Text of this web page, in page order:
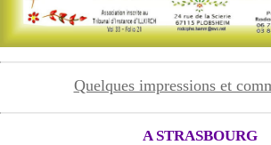
Quelques impressions et
A STRASBOURG